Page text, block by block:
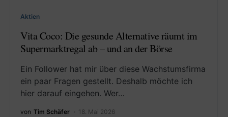
Aktien
Vita Coco: Die gesunde Alternative räumt im
Supermarktregal ab – und an der Börse
Ein Follower hat mir über diese Wachstumsfirma
ein paar Fragen gestellt. Deshalb möchte ich
hier darauf eingehen. Wer…
von Tim Schäfer 18. Mai 2026